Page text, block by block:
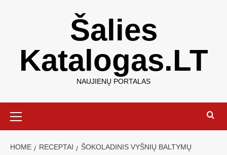
Šalies
Katalogas.LT
NAUJIENŲ PORTALAS
HOME RECEPTAI
ŠOKOLADINIS VYŠNIŲ BALTYMŲ